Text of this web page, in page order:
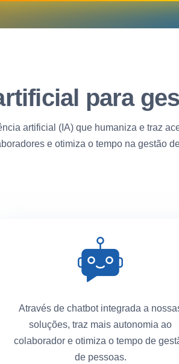
para
artificial (IA) que humaniza e traz
e otimiza o tempo na gestão
Através de chatbot integrada a
soluções, traz mais autonomia ao
colaborador e otimiza o tempo de
de pessoas.